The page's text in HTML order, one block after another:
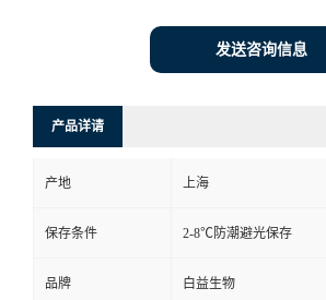
发送咨询信息
产品详请
产地 上海
保存条件 2-8℃防潮避光保存
品牌 白益生物